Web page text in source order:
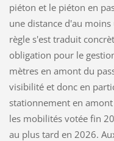
piéton et le piéton en
une distance d'au
règle s'est traduit
obligation pour le
mètres en amont du
visibilité et donc en
stationnement en
les mobilités votée fin
au plus tard en 2026.